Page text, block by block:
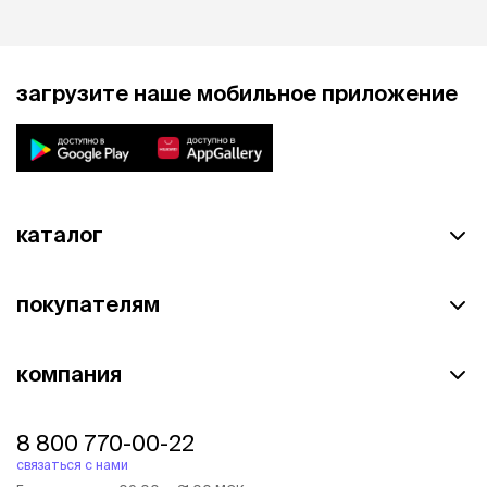
загрузите наше мобильное приложение
каталог
покупателям
компания
8 800 770-00-22
связаться с нами